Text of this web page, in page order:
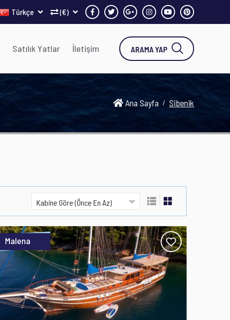
(€)
Türkçe
Satılık Yatlar İletişim ARAMA YAP
Ana Sayfa Sibenik
Malena